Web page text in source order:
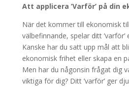
Att applicera ’Varför’ på din
När det kommer till ekonomisk
välbefinnande, spelar ditt
Kanske har du satt upp mål att
ekonomisk frihet eller skapa en
Men har du någonsin frågat dig
viktiga för dig? Ditt ’varför’ ger